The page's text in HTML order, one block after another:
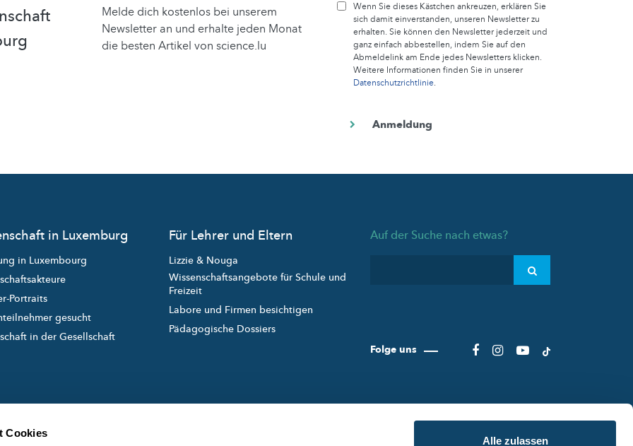
Cookies
Alle zulassen
Melde dich kostenlos bei unserem
Newsletter an und erhalte jeden Monat
die besten Artikel von science.lu
Wenn Sie dieses Kästchen ankreuzen, erklären Sie
sich damit einverstanden, unseren Newsletter zu
erhalten. Sie können den Newsletter jederzeit und
ganz einfach abbestellen, indem Sie auf den
Abmeldelink am Ende jedes Newsletters klicken.
Weitere Informationen finden Sie in unserer
Datenschutzrichtlinie.
in Luxemburg
in Luxembourg
Portraits
gesucht
in der Gesellschaft
Für Lehrer und Eltern
Lizzie & Nouga
Wissenschaftsangebote für Schule und
Freizeit
Labore und Firmen besichtigen
Pädagogische Dossiers
Auf der Suche nach etwas?
Folge uns